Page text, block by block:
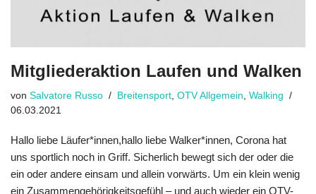
Mitgliederaktion Laufen und Walken
von Salvatore Russo Breitensport, OTV Allgemein, Walking
06.03.2021
Hallo liebe Läufer*innen,hallo liebe Walker*innen, Corona hat
uns sportlich noch in Griff. Sicherlich bewegt sich der oder die
ein oder andere einsam und allein vorwärts. Um ein klein wenig
ein Zusammengehörigkeitsgefühl – und auch wieder ein OTV-